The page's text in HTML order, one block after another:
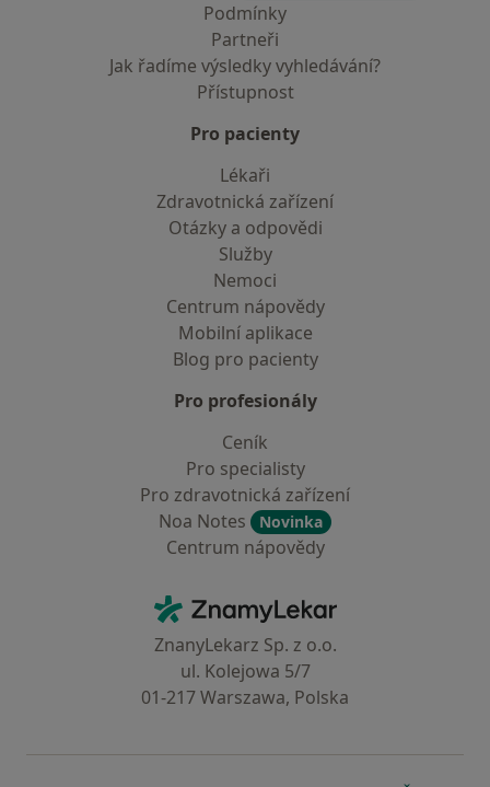
Podmínky
Partneři
Jak řadíme výsledky vyhledávání?
Přístupnost
Pro pacienty
Lékaři
Zdravotnická zařízení
Otázky a odpovědi
Služby
Nemoci
Centrum nápovědy
Mobilní aplikace
Blog pro pacienty
Pro profesionály
Ceník
Pro specialisty
Pro zdravotnická zařízení
Noa Notes
Novinka
Centrum nápovědy
ZnamyLekar - Hlavní stránka
ZnanyLekarz Sp. z o.o.
ul. Kolejowa 5/7
01-217 Warszawa, Polska